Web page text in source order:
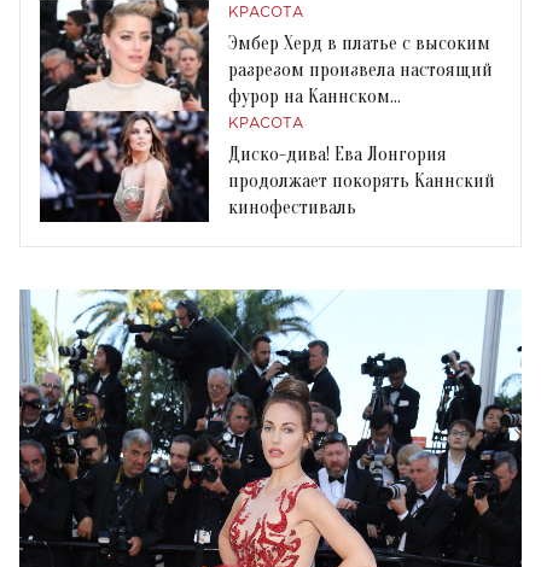
КРАСОТА
Эмбер Херд в платье с высоким
разрезом произвела настоящий
фурор на Каннском
кинофестивале
КРАСОТА
Диско-дива! Ева Лонгория
продолжает покорять Каннский
кинофестиваль